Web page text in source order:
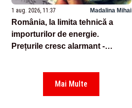
1 aug. 2026, 11:37 Madalina Mihai
România, la limita tehnică a
importurilor de energie.
Prețurile cresc alarmant -
Mai Multe